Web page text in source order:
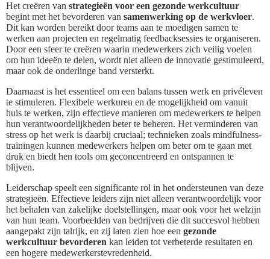
Het creëren van strategieën voor een gezonde werkcultuur
begint met het bevorderen van samenwerking op de werkvloer.
Dit kan worden bereikt door teams aan te moedigen samen te
werken aan projecten en regelmatig feedbacksessies te organiseren.
Door een sfeer te creëren waarin medewerkers zich veilig voelen
om hun ideeën te delen, wordt niet alleen de innovatie gestimuleerd,
maar ook de onderlinge band versterkt.
Daarnaast is het essentieel om een balans tussen werk en privéleven
te stimuleren. Flexibele werkuren en de mogelijkheid om vanuit
huis te werken, zijn effectieve manieren om medewerkers te helpen
hun verantwoordelijkheden beter te beheren. Het verminderen van
stress op het werk is daarbij cruciaal; technieken zoals mindfulness-
trainingen kunnen medewerkers helpen om beter om te gaan met
druk en biedt hen tools om geconcentreerd en ontspannen te
blijven.
Leiderschap speelt een significante rol in het ondersteunen van deze
strategieën. Effectieve leiders zijn niet alleen verantwoordelijk voor
het behalen van zakelijke doelstellingen, maar ook voor het welzijn
van hun team. Voorbeelden van bedrijven die dit succesvol hebben
aangepakt zijn talrijk, en zij laten zien hoe een gezonde
werkcultuur bevorderen kan leiden tot verbeterde resultaten en
een hogere medewerkerstevredenheid.